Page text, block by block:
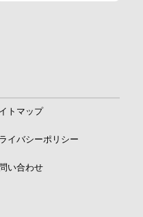
トマップ
イバシーポリシー
い合わせ